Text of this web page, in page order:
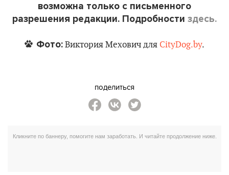
возможна только с письменного
разрешения редакции. Подробности здесь.
Фото: Виктория Мехович для CityDog.by.
поделиться